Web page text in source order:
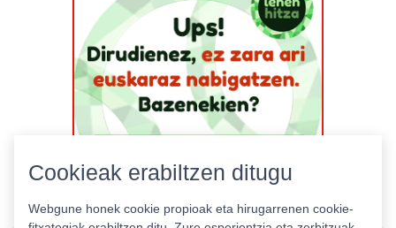
Cookieak erabiltzen ditugu
Webgune honek cookie propioak eta hirugarrenen cookie-